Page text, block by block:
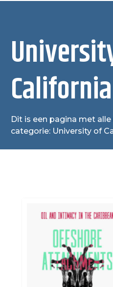
Dit is een pagina met
categorie: University of